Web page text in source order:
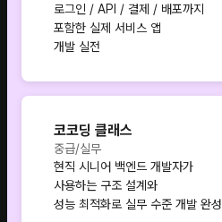
로그인 / API / 결제 / 배포까지
포함한 실제 서비스 앱
개발 실전
코코딩 클래스
중급/실무
현직 시니어 백엔드 개발자가
사용하는 구조 설계와
성능 최적화로 실무 수준 개발 완성